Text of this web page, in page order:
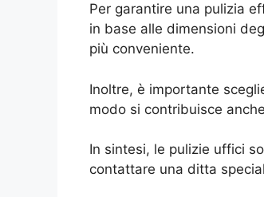
Per garantire una pulizia
in base alle dimensioni
più conveniente.
Inoltre, è importante
modo si contribuisce
In sintesi, le pulizie uffici
contattare una ditta